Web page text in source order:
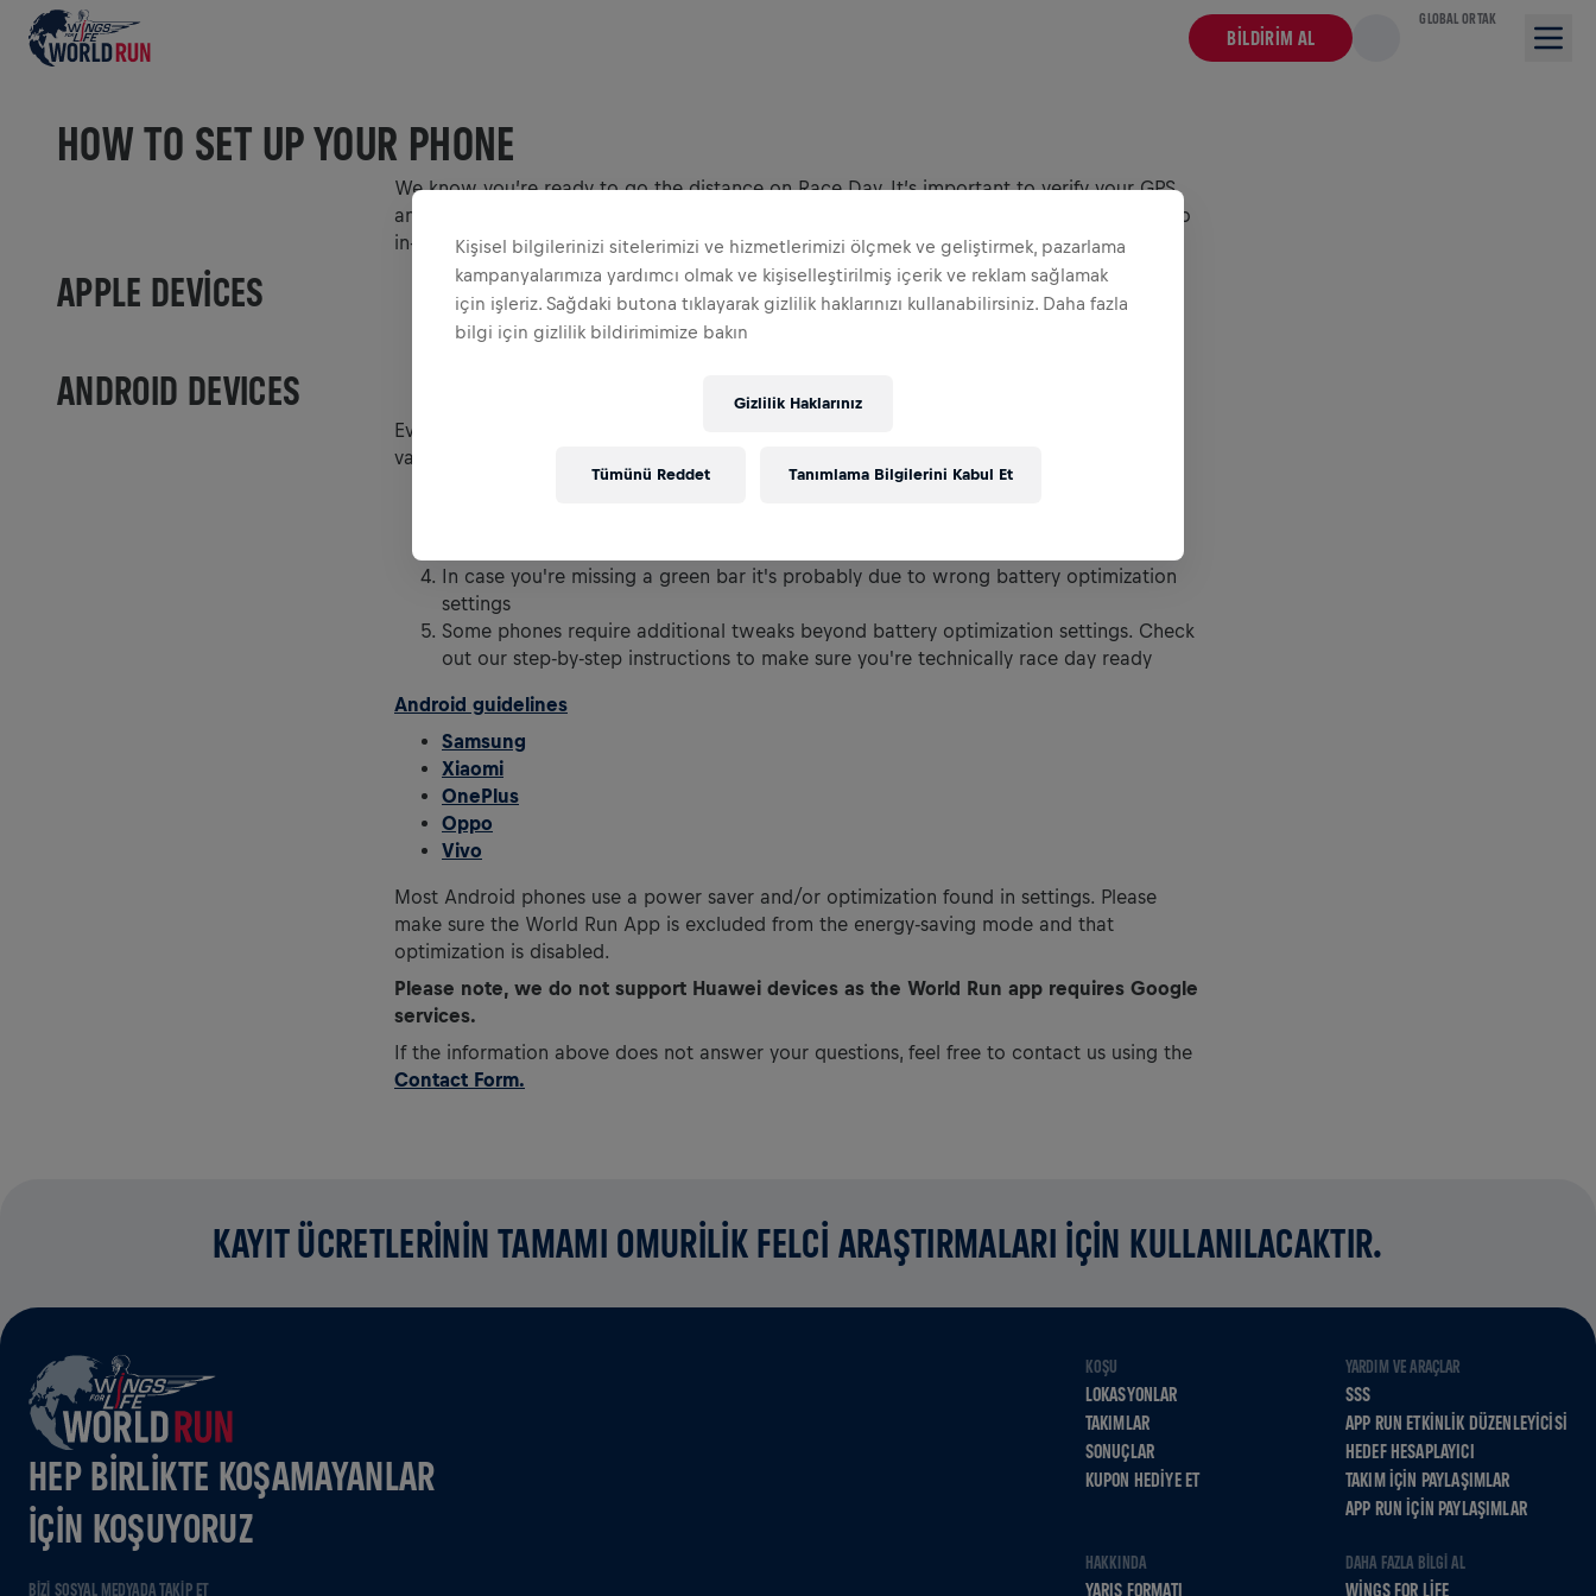
BILDIRIM AL
GLOBAL ORTAK
HOW TO SET UP YOUR PHONE
We know you’re ready to go the distance on Race Day. It’s important to verify your GPS
and battery power settings before May 10, 2026. Need to troubleshoot or just want to go
in-depth?
APPLE DEVICES
Apple guidelines
ANDROID DEVICES
Every Android device is different, so we've put together a rundown of tips specific to a
variety of Android providers.
In case you're missing a green bar it's probably due to wrong battery optimization
settings
Some phones require additional tweaks beyond battery optimization settings. Check
out our step-by-step instructions to make sure you're technically race day ready
Android guidelines
Samsung
Xiaomi
OnePlus
Oppo
Vivo
Most Android phones use a power saver and/or optimization found in settings. Please
make sure the World Run App is excluded from the energy-saving mode and that
optimization is disabled.
Please note, we do not support Huawei devices as the World Run app requires Google
services.
If the information above does not answer your questions, feel free to contact us using the
Contact Form.
KAYIT ÜCRETLERİNİN TAMAMI OMURİLİK FELCİ ARAŞTIRMALARI İÇİN KULLANILACAKTIR.
HEP BIRLIKTE KOŞAMAYANLAR
IÇIN KOŞUYORUZ
BIZI SOSYAL MEDYADA TAKIP ET
KOŞU
LOKASYONLAR
TAKIMLAR
SONUÇLAR
KUPON HEDIYE ET
YARDIM VE ARAÇLAR
SSS
APP RUN ETKINLIK DÜZENLEYICISI
HEDEF HESAPLAYICI
TAKIM İÇIN PAYLAŞIMLAR
APP RUN İÇIN PAYLAŞIMLAR
HAKKINDA
YARIŞ FORMATI
DAHA FAZLA BILGI AL
WINGS FOR LIFE
Kişisel bilgilerinizi sitelerimizi ve hizmetlerimizi ölçmek ve geliştirmek, pazarlama
kampanyalarımıza yardımcı olmak ve kişiselleştirilmiş içerik ve reklam sağlamak
için işleriz. Sağdaki butona tıklayarak gizlilik haklarınızı kullanabilirsiniz. Daha fazla
bilgi için gizlilik bildirimimize bakın
Gizlilik Haklarınız
Tümünü Reddet Tanımlama Bilgilerini Kabul Et